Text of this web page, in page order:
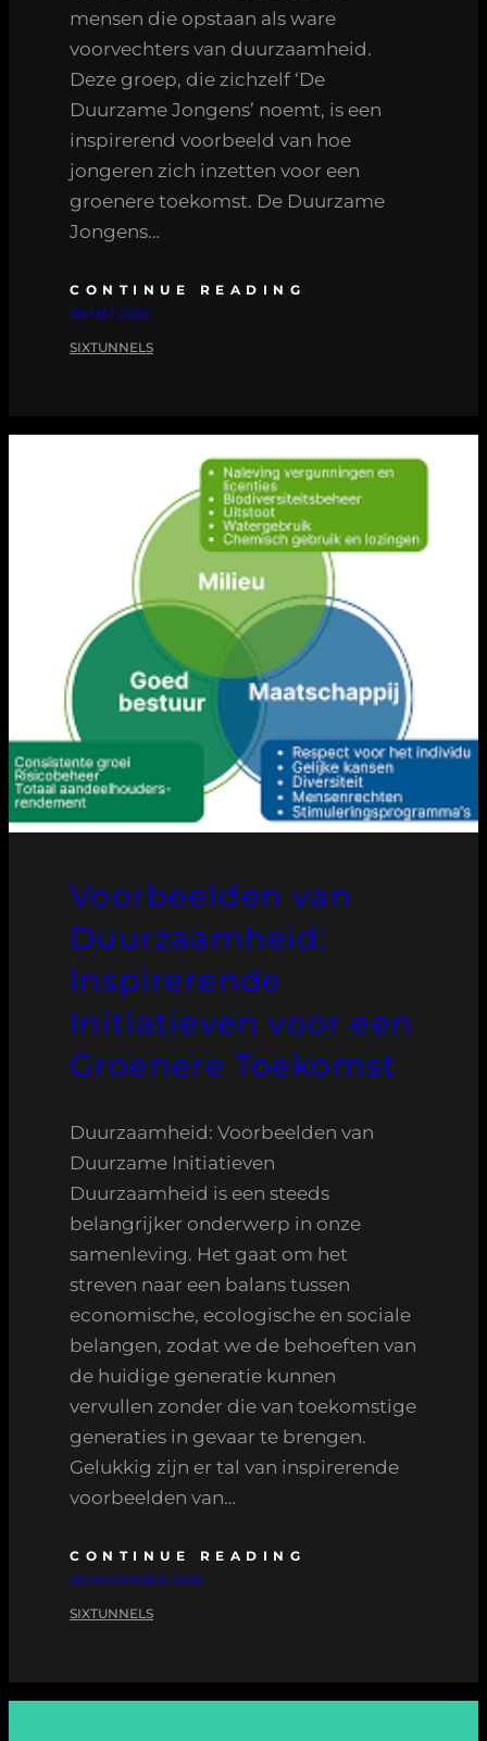
mensen die opstaan als ware
voorvechters van duurzaamheid.
Deze groep, die zichzelf ‘De
Duurzame Jongens’ noemt, is een
inspirerend voorbeeld van hoe
jongeren zich inzetten voor een
groenere toekomst. De Duurzame
Jongens…
CONTINUE READING
06 MEI 2026
SIXTUNNELS
Voorbeelden van
Duurzaamheid:
Inspirerende
Initiatieven voor een
Groenere Toekomst
Duurzaamheid: Voorbeelden van
Duurzame Initiatieven
Duurzaamheid is een steeds
belangrijker onderwerp in onze
samenleving. Het gaat om het
streven naar een balans tussen
economische, ecologische en sociale
belangen, zodat we de behoeften van
de huidige generatie kunnen
vervullen zonder die van toekomstige
generaties in gevaar te brengen.
Gelukkig zijn er tal van inspirerende
voorbeelden van…
CONTINUE READING
06 NOVEMBER 2025
SIXTUNNELS